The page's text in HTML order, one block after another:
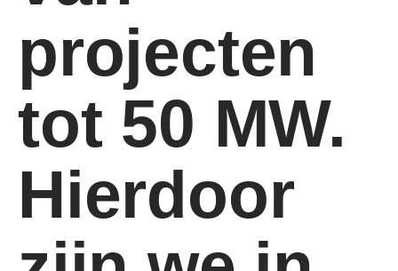
projecten
tot 50 MW.
Hierdoor